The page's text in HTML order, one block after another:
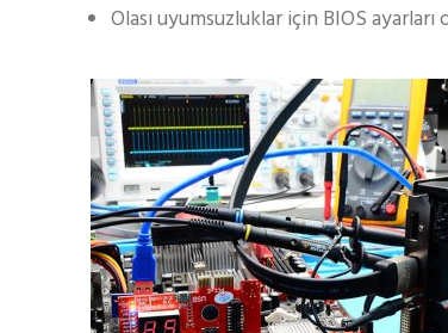
Olası uyumsuzluklar için BIOS